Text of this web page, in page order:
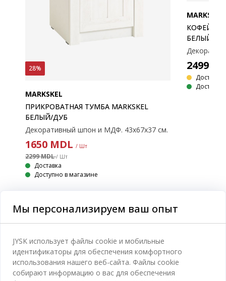
28%
MARKSKEL
ПРИКРОВАТНАЯ ТУМБА MARKSKEL
БЕЛЫЙ/ДУБ
Декоративный шпон и МДФ. 43x67x37 см.
1650MDL / Шт
2299 MDL/ Шт
Доставка
Доступно в магазине
MARKSKEL
КОФЕЙНЫЙ
БЕЛЫЙ/
2499
Доставка
Категории
Спальня
Ванная
Отдел обслуживания клиентов
Мы персонализируем ваш опыт
JYSK использует файлы cookie и мобильные
идентификаторы для обеспечения комфортного
использования нашего веб-сайта. Файлы cookie
собирают информацию о вас для обеспечения